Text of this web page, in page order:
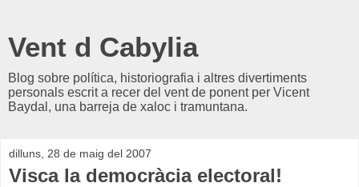
Vent d Cabylia
Blog sobre política, historiografia i altres divertiments
personals escrit a recer del vent de ponent per Vicent
Baydal, una barreja de xaloc i tramuntana.
dilluns, 28 de maig del 2007
Visca la democràcia electoral!